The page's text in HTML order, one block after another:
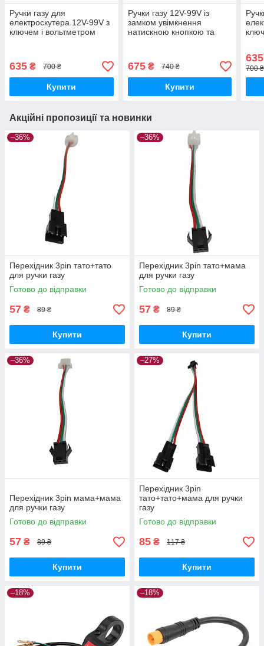
Ручки газу для
електроскутера 12V-99V з
ключем і вольтметром
635 ₴ 700 ₴
Купити
Ручки газу 12V-99V із
замком увімкнення
натискною кнопкою та
675₴ 740 ₴
Купити
635
700
Акційні пропозиції та новинки
–36%
Перехідник 3pin тато+тато
для ручки газу
Готово до відправки
57 ₴ 89 ₴
Купити
–36%
Перехідник 3pin тато+мама
для ручки газу
Готово до відправки
57 ₴ 89 ₴
Купити
–36%
Перехідник 3pin мама+мама
для ручки газу
Готово до відправки
57 ₴ 89 ₴
Купити
–27%
Перехідник 3pin
тато+тато+мама для ручки
газу
Готово до відправки
85 ₴ 117 ₴
Купити
–18% –18%